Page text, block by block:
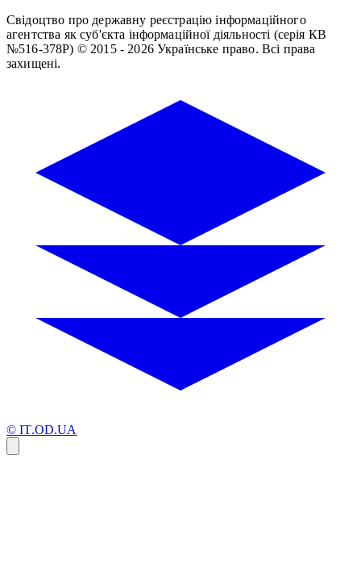
Свідоцтво про державну реєстрацію інформаційного
агентства як суб'єкта інформаційної діяльності (серія КВ
№516-378Р) © 2015 - 2026 Українське право. Всі права
захищені.
© IT.OD.UA